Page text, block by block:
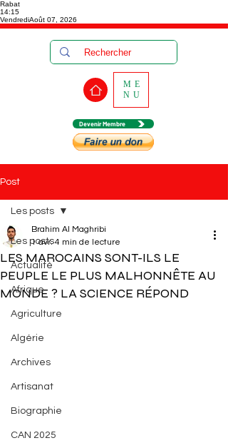
Rabat
14:15
VendrediAoût 07, 2026
Devenir Membre
ME
NU
Post
Les posts
Actualité
Afrique
Agriculture
Algérie
Archives
Artisanat
Biographie
CAN 2025
Les posts
LES MAROCAINS SONT-ILS LE
PEUPLE LE PLUS MALHONNÊTE AU
MONDE ? LA SCIENCE RÉPOND
Brahim Al Maghribi
1 avr. 4 min de lecture